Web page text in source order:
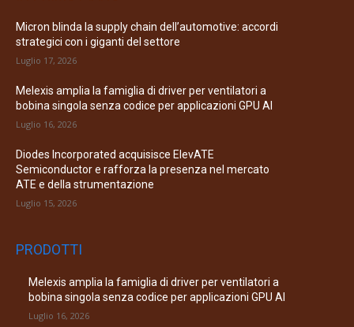
Micron blinda la supply chain dell’automotive: accordi
strategici con i giganti del settore
Luglio 17, 2026
Melexis amplia la famiglia di driver per ventilatori a
bobina singola senza codice per applicazioni GPU AI
Luglio 16, 2026
Diodes Incorporated acquisisce ElevATE
Semiconductor e rafforza la presenza nel mercato
ATE e della strumentazione
Luglio 15, 2026
PRODOTTI
Melexis amplia la famiglia di driver per ventilatori a
bobina singola senza codice per applicazioni GPU AI
Luglio 16, 2026